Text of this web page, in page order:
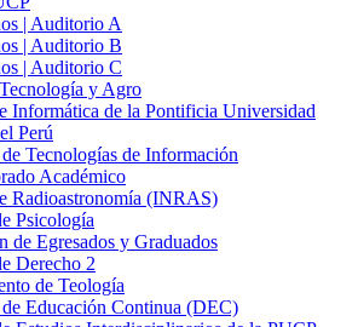
| Auditorio A
| Auditorio B
| Auditorio C
y Agro
Informática de la Pontificia Universidad
Perú
Tecnologías de Información
Académico
Radioastronomía (INRAS)
Psicología
de Egresados y Graduados
Derecho 2
de Teología
Educación Continua (DEC)